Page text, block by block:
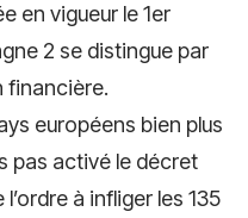
en vigueur le 1er
2 se distingue par
financière.
européens bien plus
pas activé le décret
à infliger les 135